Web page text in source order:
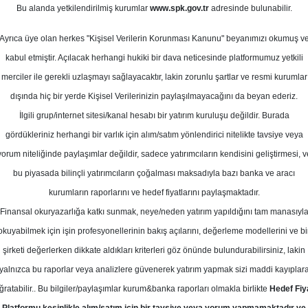
2025
Potansiyeli
Kurum Sayısı
11 5 3
Cuma, 28 Şubat 2025
Yatırım Menkul Değerler SISE Hedef Fiyat
Şişecam için hedef fiyatını
olarak korudu
Bu alanda yetkilendirilmiş kurumlar www.spk.gov.tradresinde bulunabilir.
Ayrıca üye olan herkes "Kişisel Verilerin Korunması Kanunu" beyanımızı okumuş ve
kabul etmiştir. Açılacak herhangi hukiki bir dava neticesinde platformumuz yetkili
merciler ile gerekli uzlaşmayı sağlayacaktır, lakin zorunlu şartlar ve resmi kurumlar
dışında hiç bir yerde Kişisel Verilerinizin paylaşılmayacağını da beyan ederiz.
İlgili grup/internet sitesi/kanal hesabı bir yatırım kuruluşu değildir. Burada
gördükleriniz herhangi bir varlık için alım/satım yönlendirici nitelikte tavsiye veya
niteliğinde paylaşımlar değildir, sadece yatırımcıların kendisini geliştirmesi,
bu piyasada bilinçli yatırımcıların çoğalması maksadıyla bazı banka ve aracı
kurumların raporlarını ve hedef fiyatlarını paylaşmaktadır.
Finansal okuryazarlığa katkı sunmak, neye/neden yatırım yapıldığını tam manasıyla
için işin profesyonellerinin bakış açılarını, değerleme modellerini ve
şirketi değerlerken dikkate aldıkları kriterleri göz önünde bulundurabilirsiniz, lakin
yalnızca bu raporlar veya analizlere güvenerek yatırım yapmak sizi maddi
Bu bilgiler/paylaşımlar kurum&banka raporları olmakla birlikte Hedef